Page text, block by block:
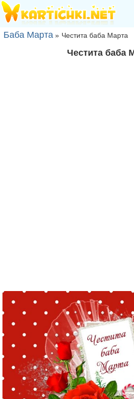
Баба Марта » Честита баба Марта
Честита баба